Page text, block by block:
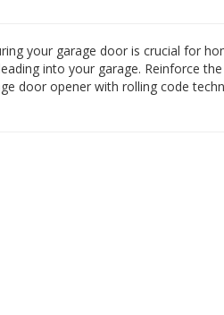
your garage door is crucial for
into your garage. Reinforce
door opener with rolling code